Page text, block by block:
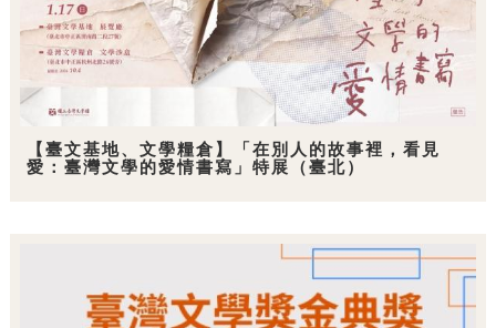
【臺文基地、文學糧倉】「在別人的故事裡，看見
愛：臺灣文學的愛情書寫」特展（臺北）